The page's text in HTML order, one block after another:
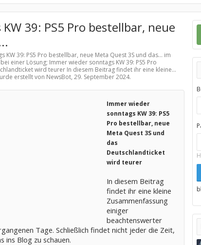
39: PS5 Pro bestellbar, neue
39: PS5 Pro bestellbar, neue Meta Quest 3S und das... im
einer Lösung; Immer wieder sonntags KW 39: PS5 Pro
wird teurer In diesem Beitrag findet ihr eine kleine...
erstellt von NewsBot, 29. September 2024.
Immer wieder
sonntags KW 39: PS5
Pro bestellbar, neue
Meta Quest 3S und
das
Deutschlandticket
wird teurer
In diesem Beitrag
findet ihr eine kleine
Zusammenfassung
einiger
beachtenswerter
Tage. Schließlich findet nicht jeder die Zeit,
ins Blog zu schauen.